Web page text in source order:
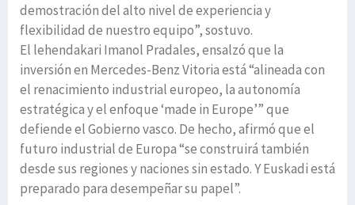
demostración del alto nivel de experiencia y
flexibilidad de nuestro equipo”, sostuvo.
El lehendakari Imanol Pradales, ensalzó que la
inversión en Mercedes-Benz Vitoria está “alineada con
el renacimiento industrial europeo, la autonomía
estratégica y el enfoque ‘made in Europe’” que
defiende el Gobierno vasco. De hecho, afirmó que el
futuro industrial de Europa “se construirá también
desde sus regiones y naciones sin estado. Y Euskadi está
preparado para desempeñar su papel”.